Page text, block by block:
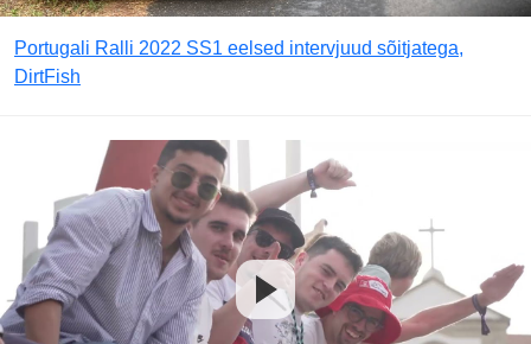
Portugali Ralli 2022 SS1 eelsed intervjuud sõitjatega,
DirtFish